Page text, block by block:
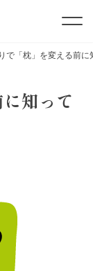
で「枕」を変える前
知って